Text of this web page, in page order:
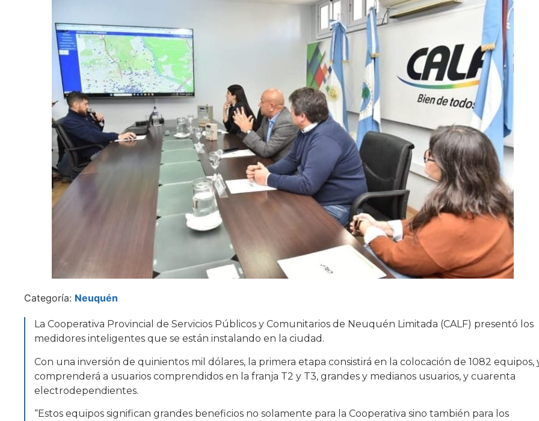
Categoría: Neuquén
La Cooperativa Provincial de Servicios Públicos y Comunitarios de Neuquén Limitada (CALF) presentó los
medidores inteligentes que se están instalando en la ciudad.
Con una inversión de quinientos mil dólares, la primera etapa consistirá en la colocación de 1082 equipos,
comprenderá a usuarios comprendidos en la franja T2 y T3, grandes y medianos usuarios, y cuarenta
electrodependientes.
“Estos equipos significan grandes beneficios no solamente para la Cooperativa sino también para los